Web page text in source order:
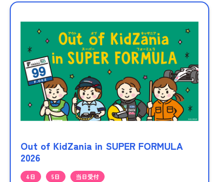
Out of KidZania in SUPER FORMULA
2026
4日 5日 当日受付